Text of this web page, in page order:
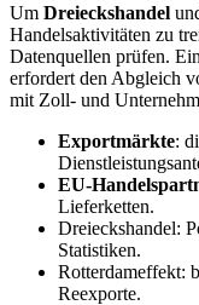
Um Dreieckshandel
Handelsaktivitäten zu
Datenquellen prüfen.
erfordert den Abgleich
mit Zoll- und
Exportmärkte:
EU-
Lieferketten.
Dreieckshandel:
Statistiken.
Rotterdameffekt:
Reexporte.